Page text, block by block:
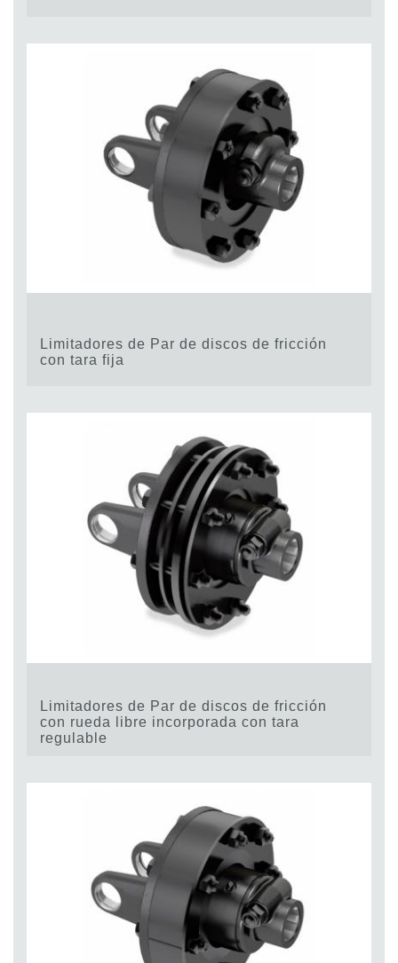
Limitadores de Par de discos de fricción
con tara fija
Limitadores de Par de discos de fricción
con rueda libre incorporada con tara
regulable